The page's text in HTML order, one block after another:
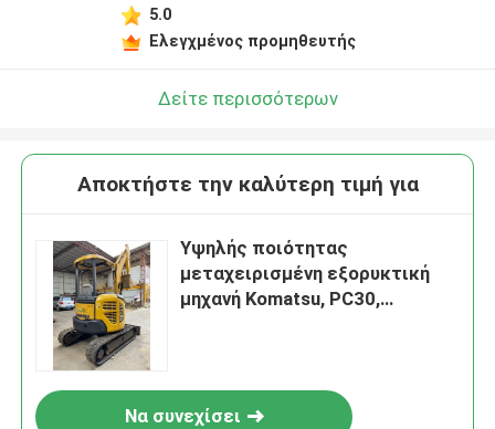
5.0
Ελεγχμένος προμηθευτής
Δείτε περισσότερων
Αποκτήστε την καλύτερη τιμή για
Υψηλής ποιότητας
μεταχειρισμένη εξορυκτική
μηχανή Komatsu, PC30,
Να συνεχίσει